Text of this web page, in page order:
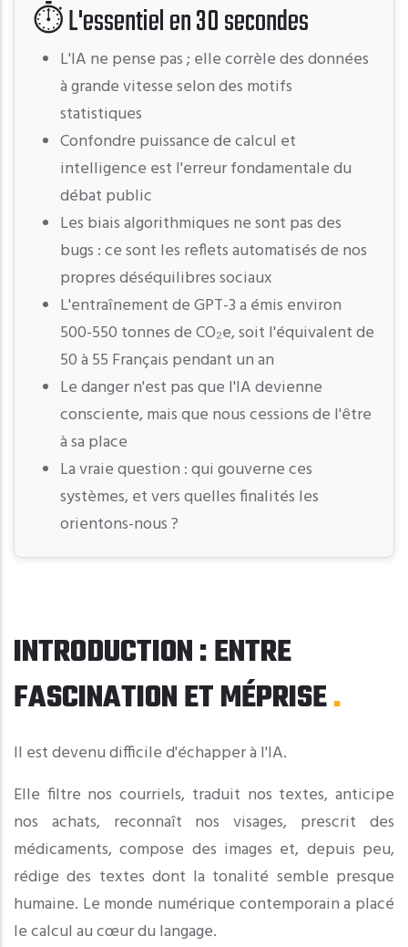
⏱️ L'essentiel en 30 secondes
L'IA ne pense pas ; elle corrèle des données
à grande vitesse selon des motifs
statistiques
Confondre puissance de calcul et
intelligence est l'erreur fondamentale du
débat public
Les biais algorithmiques ne sont pas des
bugs : ce sont les reflets automatisés de nos
propres déséquilibres sociaux
L'entraînement de GPT-3 a émis environ
500-550 tonnes de CO₂e, soit l'équivalent de
50 à 55 Français pendant un an
Le danger n'est pas que l'IA devienne
consciente, mais que nous cessions de l'être
à sa place
La vraie question : qui gouverne ces
systèmes, et vers quelles finalités les
orientons-nous ?
INTRODUCTION : ENTRE
FASCINATION ET MÉPRISE
Il est devenu difficile d'échapper à l'IA.
Elle filtre nos courriels, traduit nos textes, anticipe
nos achats, reconnaît nos visages, prescrit des
médicaments, compose des images et, depuis peu,
rédige des textes dont la tonalité semble presque
humaine. Le monde numérique contemporain a placé
le calcul au cœur du langage.